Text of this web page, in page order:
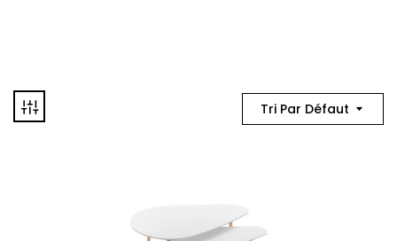
Tri Par Défaut